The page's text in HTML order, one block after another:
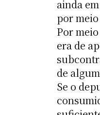
ainda
por
Por
era de
de
Se o